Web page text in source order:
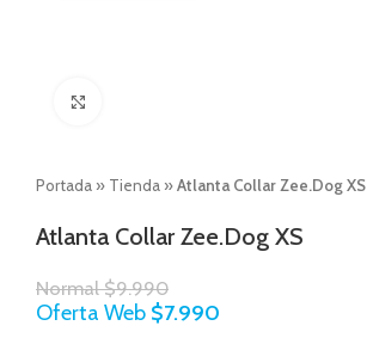
Portada » Tienda »Atlanta Collar Zee.Dog XS
Atlanta Collar Zee.Dog XS
Normal$9.990
Oferta Web $7.990